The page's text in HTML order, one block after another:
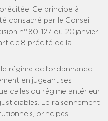
Ce principe à
consacré par le Conseil
n° 80-127 du 20 janvier
8 précité de la
régime de l’ordonnance
en jugeant ses
celles du régime antérieur
Le raisonnement
principes